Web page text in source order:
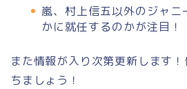
嵐、村上信五以外のジャニ
かに就任するのかが注目！
また情報が入り次第更新します
ちましょう！